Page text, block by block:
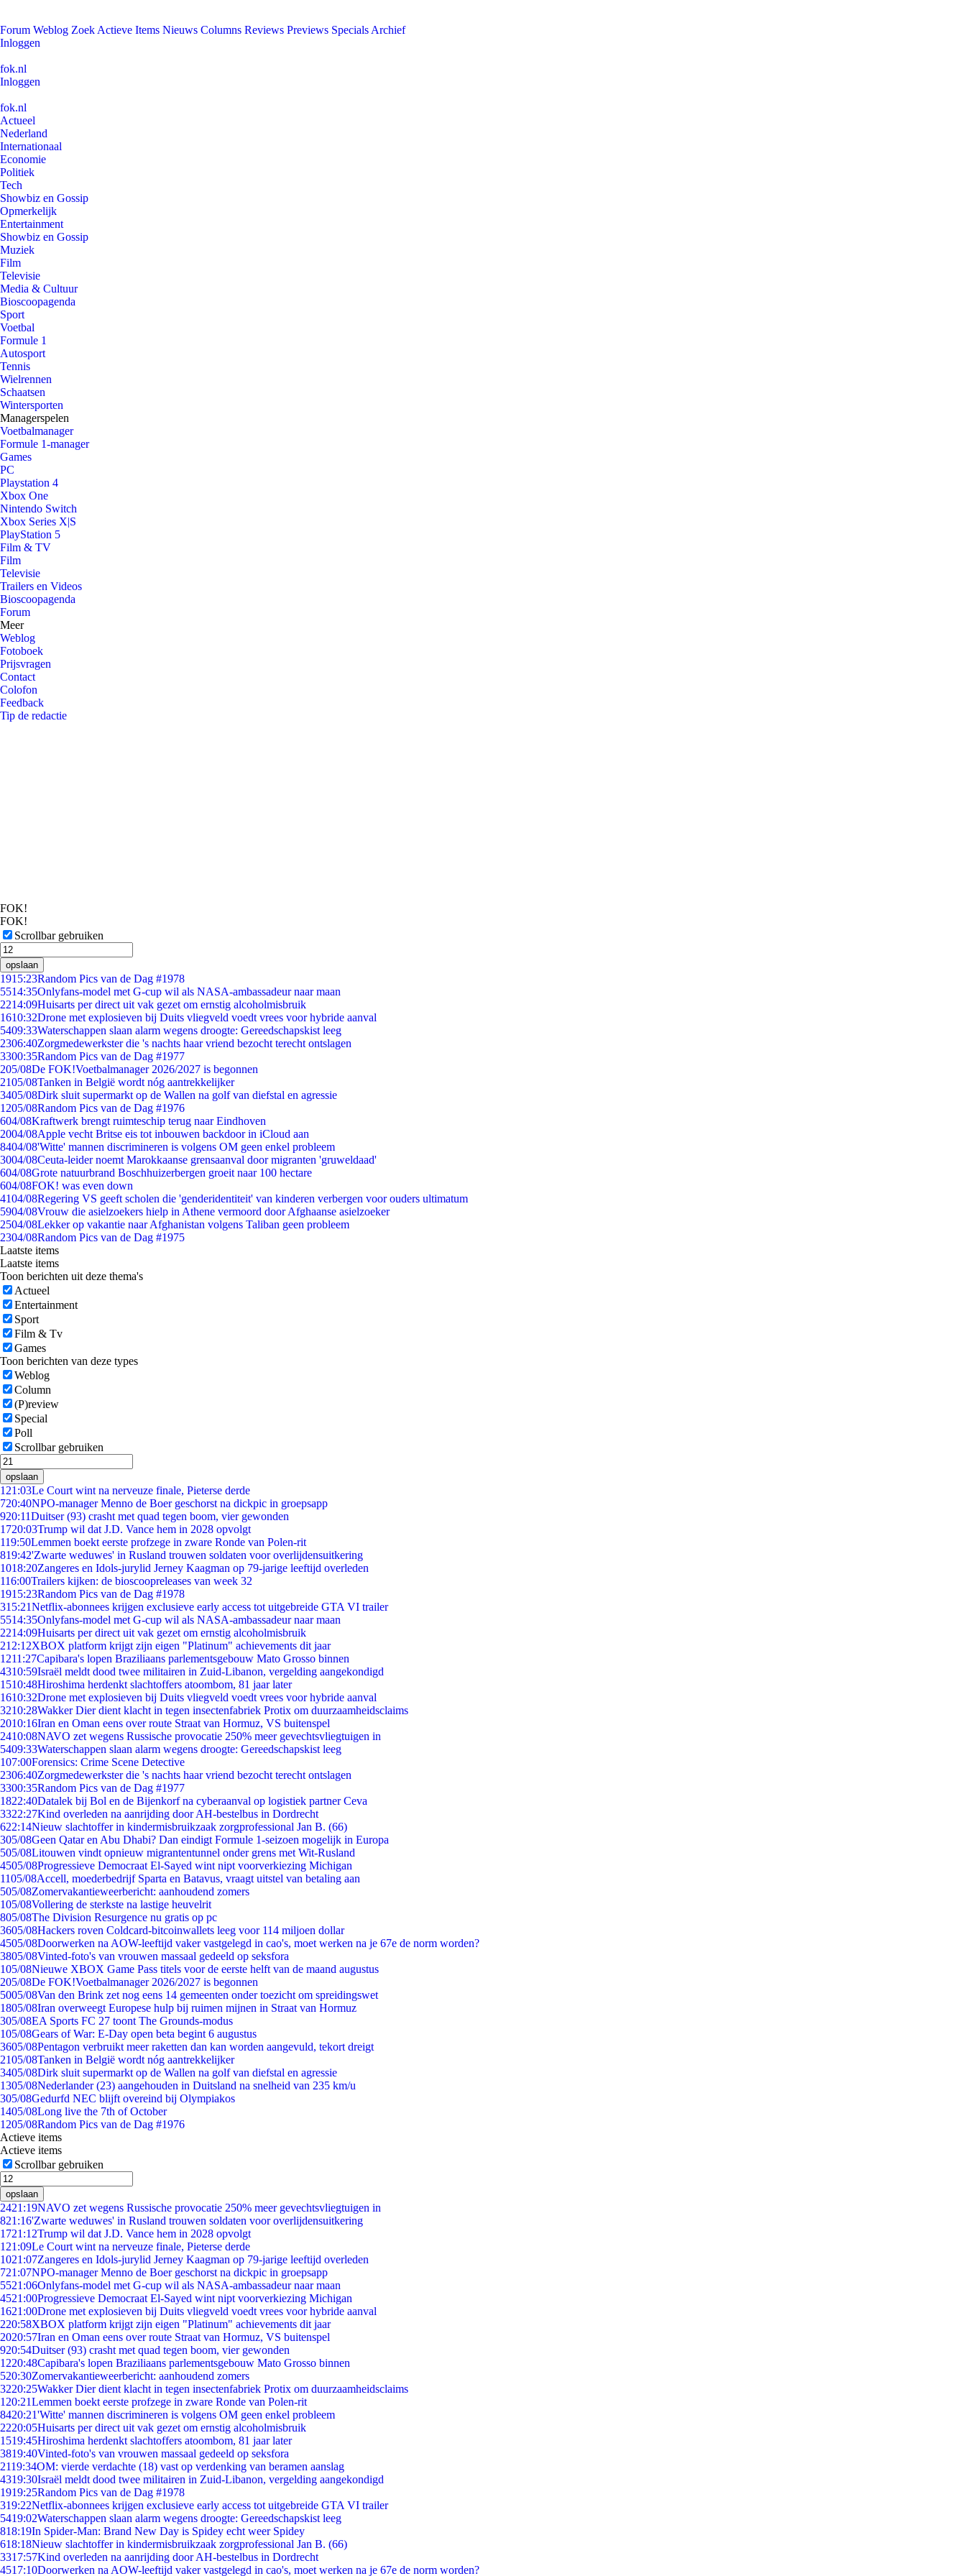
Forum Weblog Zoek Actieve Items Nieuws Columns Reviews Previews Specials Archief
Inloggen
fok.nl
Inloggen
fok.nl
Actueel
Nederland
Internationaal
Economie
Politiek
Tech
Showbiz en Gossip
Opmerkelijk
Entertainment
Showbiz en Gossip
Muziek
Film
Televisie
Media & Cultuur
Bioscoopagenda
Sport
Voetbal
Formule 1
Autosport
Tennis
Wielrennen
Schaatsen
Wintersporten
Managerspelen
Voetbalmanager
Formule 1-manager
Games
PC
Playstation 4
Xbox One
Nintendo Switch
Xbox Series X|S
PlayStation 5
Film & TV
Film
Televisie
Trailers en Videos
Bioscoopagenda
Forum
Meer
Weblog
Fotoboek
Prijsvragen
Contact
Colofon
Feedback
Tip de redactie
FOK!
FOK!
Scrollbar gebruiken
opslaan
1915:23Random Pics van de Dag #1978
5514:35Onlyfans-model met G-cup wil als NASA-ambassadeur naar maan
2214:09Huisarts per direct uit vak gezet om ernstig alcoholmisbruik
1610:32Drone met explosieven bij Duits vliegveld voedt vrees voor hybride aanval
5409:33Waterschappen slaan alarm wegens droogte: Gereedschapskist leeg
2306:40Zorgmedewerkster die 's nachts haar vriend bezocht terecht ontslagen
3300:35Random Pics van de Dag #1977
205/08De FOK!Voetbalmanager 2026/2027 is begonnen
2105/08Tanken in België wordt nóg aantrekkelijker
3405/08Dirk sluit supermarkt op de Wallen na golf van diefstal en agressie
1205/08Random Pics van de Dag #1976
604/08Kraftwerk brengt ruimteschip terug naar Eindhoven
2004/08Apple vecht Britse eis tot inbouwen backdoor in iCloud aan
8404/08'Witte' mannen discrimineren is volgens OM geen enkel probleem
3004/08Ceuta-leider noemt Marokkaanse grensaanval door migranten 'gruweldaad'
604/08Grote natuurbrand Boschhuizerbergen groeit naar 100 hectare
604/08FOK! was even down
4104/08Regering VS geeft scholen die 'genderidentiteit' van kinderen verbergen voor ouders ultimatum
5904/08Vrouw die asielzoekers hielp in Athene vermoord door Afghaanse asielzoeker
2504/08Lekker op vakantie naar Afghanistan volgens Taliban geen probleem
2304/08Random Pics van de Dag #1975
Laatste items
Laatste items
Toon berichten uit deze thema's
Actueel
Entertainment
Sport
Film & Tv
Games
Toon berichten van deze types
Weblog
Column
(P)review
Special
Poll
Scrollbar gebruiken
opslaan
1 21:03Le Court wint na nerveuze finale, Pieterse derde
720:40NPO-manager Menno de Boer geschorst na dickpic in groepsapp
920:11Duitser (93) crasht met quad tegen boom, vier gewonden
1720:03Trump wil dat J.D. Vance hem in 2028 opvolgt
119:50Lemmen boekt eerste profzege in zware Ronde van Polen-rit
819:42'Zwarte weduwes' in Rusland trouwen soldaten voor overlijdensuitkering
1018:20Zangeres en Idols-jurylid Jerney Kaagman op 79-jarige leeftijd overleden
116:00Trailers kijken: de bioscoopreleases van week 32
1915:23Random Pics van de Dag #1978
315:21Netflix-abonnees krijgen exclusieve early access tot uitgebreide GTA VI trailer
5514:35Onlyfans-model met G-cup wil als NASA-ambassadeur naar maan
2214:09Huisarts per direct uit vak gezet om ernstig alcoholmisbruik
212:12XBOX platform krijgt zijn eigen "Platinum" achievements dit jaar
1211:27Capibara's lopen Braziliaans parlementsgebouw Mato Grosso binnen
4310:59Israël meldt dood twee militairen in Zuid-Libanon, vergelding aangekondigd
1510:48Hiroshima herdenkt slachtoffers atoombom, 81 jaar later
1610:32Drone met explosieven bij Duits vliegveld voedt vrees voor hybride aanval
3210:28Wakker Dier dient klacht in tegen insectenfabriek Protix om duurzaamheidsclaims
2010:16Iran en Oman eens over route Straat van Hormuz, VS buitenspel
2410:08NAVO zet wegens Russische provocatie 250% meer gevechtsvliegtuigen in
5409:33Waterschappen slaan alarm wegens droogte: Gereedschapskist leeg
107:00Forensics: Crime Scene Detective
2306:40Zorgmedewerkster die 's nachts haar vriend bezocht terecht ontslagen
3300:35Random Pics van de Dag #1977
1822:40Datalek bij Bol en de Bijenkorf na cyberaanval op logistiek partner Ceva
3322:27Kind overleden na aanrijding door AH-bestelbus in Dordrecht
622:14Nieuw slachtoffer in kindermisbruikzaak zorgprofessional Jan B. (66)
305/08Geen Qatar en Abu Dhabi? Dan eindigt Formule 1-seizoen mogelijk in Europa
505/08Litouwen vindt opnieuw migrantentunnel onder grens met Wit-Rusland
4505/08Progressieve Democraat El-Sayed wint nipt voorverkiezing Michigan
1105/08Accell, moederbedrijf Sparta en Batavus, vraagt uitstel van betaling aan
505/08Zomervakantieweerbericht: aanhoudend zomers
105/08Vollering de sterkste na lastige heuvelrit
805/08The Division Resurgence nu gratis op pc
3605/08Hackers roven Coldcard-bitcoinwallets leeg voor 114 miljoen dollar
4505/08Doorwerken na AOW-leeftijd vaker vastgelegd in cao's, moet werken na je 67e de norm worden?
3805/08Vinted-foto's van vrouwen massaal gedeeld op seksfora
105/08Nieuwe XBOX Game Pass titels voor de eerste helft van de maand augustus
205/08De FOK!Voetbalmanager 2026/2027 is begonnen
5005/08Van den Brink zet nog eens 14 gemeenten onder toezicht om spreidingswet
1805/08Iran overweegt Europese hulp bij ruimen mijnen in Straat van Hormuz
305/08EA Sports FC 27 toont The Grounds-modus
105/08Gears of War: E-Day open beta begint 6 augustus
3605/08Pentagon verbruikt meer raketten dan kan worden aangevuld, tekort dreigt
2105/08Tanken in België wordt nóg aantrekkelijker
3405/08Dirk sluit supermarkt op de Wallen na golf van diefstal en agressie
1305/08Nederlander (23) aangehouden in Duitsland na snelheid van 235 km/u
305/08Gedurfd NEC blijft overeind bij Olympiakos
1405/08Long live the 7th of October
1205/08Random Pics van de Dag #1976
Actieve items
Actieve items
Scrollbar gebruiken
opslaan
2421:19NAVO zet wegens Russische provocatie 250% meer gevechtsvliegtuigen in
821:16'Zwarte weduwes' in Rusland trouwen soldaten voor overlijdensuitkering
1721:12Trump wil dat J.D. Vance hem in 2028 opvolgt
1 21:09Le Court wint na nerveuze finale, Pieterse derde
1021:07Zangeres en Idols-jurylid Jerney Kaagman op 79-jarige leeftijd overleden
721:07NPO-manager Menno de Boer geschorst na dickpic in groepsapp
5521:06Onlyfans-model met G-cup wil als NASA-ambassadeur naar maan
4521:00Progressieve Democraat El-Sayed wint nipt voorverkiezing Michigan
1621:00Drone met explosieven bij Duits vliegveld voedt vrees voor hybride aanval
220:58XBOX platform krijgt zijn eigen "Platinum" achievements dit jaar
2020:57Iran en Oman eens over route Straat van Hormuz, VS buitenspel
920:54Duitser (93) crasht met quad tegen boom, vier gewonden
1220:48Capibara's lopen Braziliaans parlementsgebouw Mato Grosso binnen
520:30Zomervakantieweerbericht: aanhoudend zomers
3220:25Wakker Dier dient klacht in tegen insectenfabriek Protix om duurzaamheidsclaims
1 20:21Lemmen boekt eerste profzege in zware Ronde van Polen-rit
8420:21'Witte' mannen discrimineren is volgens OM geen enkel probleem
2220:05Huisarts per direct uit vak gezet om ernstig alcoholmisbruik
1519:45Hiroshima herdenkt slachtoffers atoombom, 81 jaar later
3819:40Vinted-foto's van vrouwen massaal gedeeld op seksfora
2119:34OM: vierde verdachte (18) vast op verdenking van beramen aanslag
4319:30Israël meldt dood twee militairen in Zuid-Libanon, vergelding aangekondigd
1919:25Random Pics van de Dag #1978
319:22Netflix-abonnees krijgen exclusieve early access tot uitgebreide GTA VI trailer
5419:02Waterschappen slaan alarm wegens droogte: Gereedschapskist leeg
818:19In Spider-Man: Brand New Day is Spidey echt weer Spidey
618:18Nieuw slachtoffer in kindermisbruikzaak zorgprofessional Jan B. (66)
3317:57Kind overleden na aanrijding door AH-bestelbus in Dordrecht
4517:10Doorwerken na AOW-leeftijd vaker vastgelegd in cao's, moet werken na je 67e de norm worden?